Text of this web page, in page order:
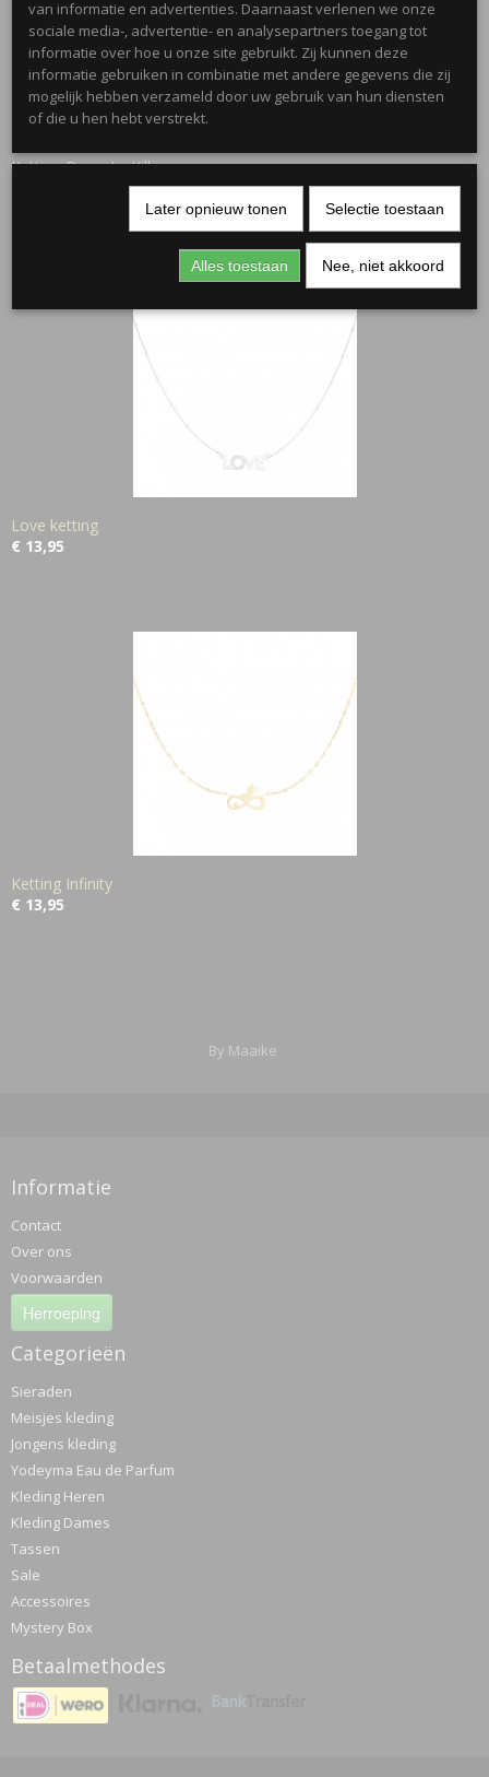
Ketting Dress to Kill
Love ketting
€ 13,95
Ketting Infinity
€ 13,95
By Maaike
Informatie
Contact
Over ons
Voorwaarden
Herroeping
Categorieën
Sieraden
Meisjes kleding
Jongens kleding
Yodeyma Eau de Parfum
Kleding Heren
Kleding Dames
Tassen
Sale
Accessoires
Mystery Box
Betaalmethodes
van informatie en advertenties. Daarnaast verlenen we onze
sociale media-, advertentie- en analysepartners toegang tot
informatie over hoe u onze site gebruikt. Zij kunnen deze
informatie gebruiken in combinatie met andere gegevens die zij
mogelijk hebben verzameld door uw gebruik van hun diensten
of die u hen hebt verstrekt.
Later opnieuw tonen Selectie toestaan
Alles toestaan Nee, niet akkoord